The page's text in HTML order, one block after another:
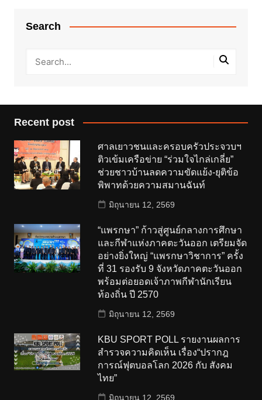
Search
Recent post
ศาลเยาวชนและครอบครัวประจวบฯ
ติวเข้มเครือข่าย “ร่วมใจไกล่เกลี่ย”
ช่วยชาวบ้านลดความขัดแย้ง-ยุติข้อ
พิพาทด้วยความสมานฉันท์
มิถุนายน 12, 2569
“แพรกษา” ก้าวสู่ศูนย์กลางการศึกษา
และกีฬาแห่งภาคตะวันออก เตรียมจัด
อย่างยิ่งใหญ่ “แพรกษาวิชาการ” ครั้ง
ที่ 31 รองรับ 9 จังหวัดภาคตะวันออก
พร้อมต่อยอดเจ้าภาพกีฬานักเรียน
ท้องถิ่น ปี 2570
มิถุนายน 12, 2569
KBU SPORT POLL รายงานผลการ
สำรวจความคิดเห็น เรื่อง“ปรากฎ
การณ์ฟุตบอลโลก 2026 กับ สังคม
ไทย”
มิถุนายน 12, 2569